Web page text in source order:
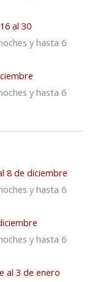
al 30
y hasta 6
y hasta 6
8 de diciembre
y hasta 6
y hasta 6
al 3 de enero